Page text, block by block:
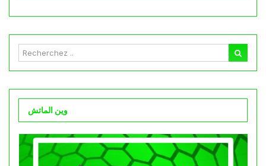
وين الماتش